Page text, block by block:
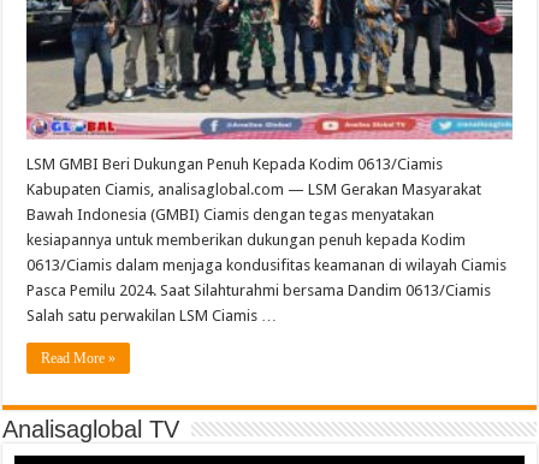
LSM GMBI Beri Dukungan Penuh Kepada Kodim 0613/Ciamis
Kabupaten Ciamis, analisaglobal.com — LSM Gerakan Masyarakat
Bawah Indonesia (GMBI) Ciamis dengan tegas menyatakan
kesiapannya untuk memberikan dukungan penuh kepada Kodim
0613/Ciamis dalam menjaga kondusifitas keamanan di wilayah Ciamis
Pasca Pemilu 2024. Saat Silahturahmi bersama Dandim 0613/Ciamis
Salah satu perwakilan LSM Ciamis …
Read More »
Analisaglobal TV